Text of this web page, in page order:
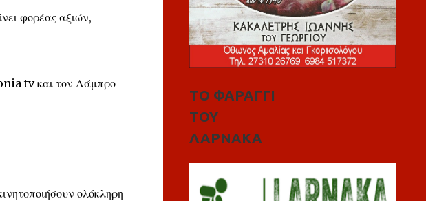
φορέας αξιών,
tv και τον Λάμπρο
ολόκληρη
ΤΟ ΦΑΡΑΓΓΙ
ΤΟΥ
ΛΑΡΝΑΚΑ